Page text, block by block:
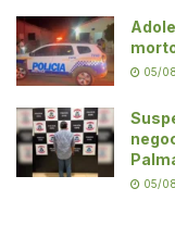
05/
05/